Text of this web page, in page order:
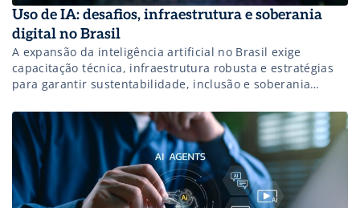
Uso de IA: desafios, infraestrutura e soberania
digital no Brasil
A expansão da inteligência artificial no Brasil exige
capacitação técnica, infraestrutura robusta e estratégias
para garantir sustentabilidade, inclusão e soberania